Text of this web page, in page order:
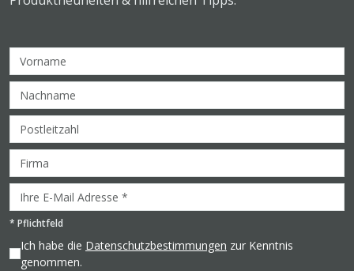
* Pflichtfeld
Ich habe die Datenschutzbestimmungen zur Kenntnis
genommen.